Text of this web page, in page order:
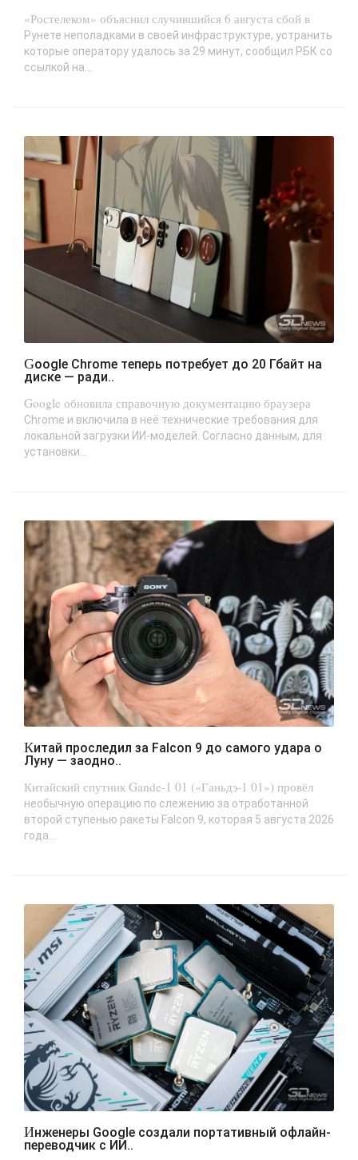
«Ростелеком» объяснил случившийся 6 августа сбой в
Рунете неполадками в своей инфраструктуре, устранить
которые оператору удалось за 29 минут, сообщил РБК со
ссылкой на...
Google Chrome теперь потребует до 20 Гбайт на
диске — ради..
Google обновила справочную документацию браузера
Chrome и включила в неё технические требования для
локальной загрузки ИИ-моделей. Согласно данным, для
установки...
Китай проследил за Falcon 9 до самого удара о
Луну — заодно..
Китайский спутник Gande-1 01 («Ганьдэ-1 01») провёл
необычную операцию по слежению за отработанной
второй ступенью ракеты Falcon 9, которая 5 августа 2026
года...
Инженеры Google создали портативный офлайн-
переводчик с ИИ..